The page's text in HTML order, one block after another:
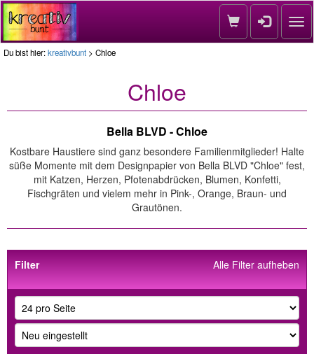
Du bist hier:kreativbunt > Chloe
Chloe
Bella BLVD - Chloe
Kostbare Haustiere sind ganz besondere Familienmitglieder! Halte
süße Momente mit dem Designpapier von Bella BLVD "Chloe" fest,
mit Katzen, Herzen, Pfotenabdrücken, Blumen, Konfetti,
Fischgräten und vielem mehr in Pink-, Orange, Braun- und
Grautönen.
Alle Filter aufheben
Filter